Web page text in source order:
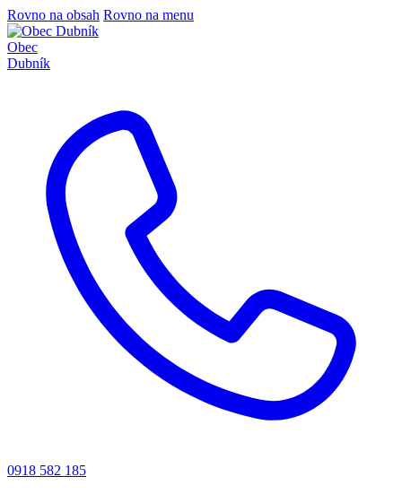
Rovno na obsah Rovno na menu
Obec
Dubník
0918 582 185